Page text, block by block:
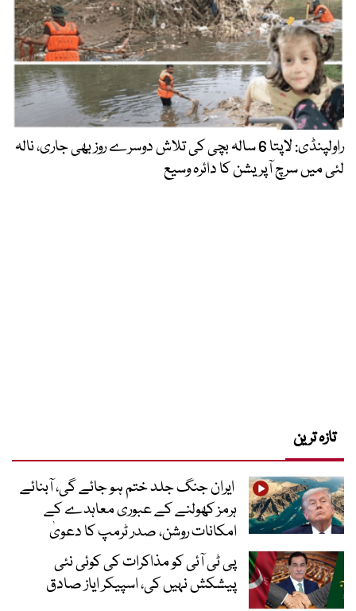
راولپنڈی: لاپتا 6 سالہ بچی کی تلاش دوسرے روز بھی جاری، نالہ
لئی میں سرچ آپریشن کا دائرہ وسیع
تازہ ترین
ایران جنگ جلد ختم ہو جائے گی، آبنائے
ہرمز کھولنے کے عبوری معاہدے کے
امکانات روشن، صدر ٹرمپ کا دعویٰ
پی ٹی آئی کو مذاکرات کی کوئی نئی
پیشکش نہیں کی، اسپیکر ایاز صادق